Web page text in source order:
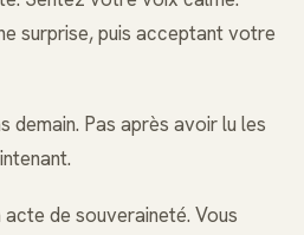
surprise, puis acceptant votre
demain. Pas après avoir lu les
de souveraineté. Vous